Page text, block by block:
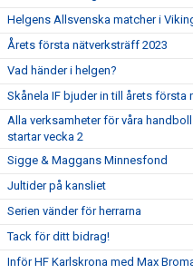
Helgens Allsvenska matcher i
Årets första nätverksträff 2023
Vad händer i helgen?
Skånela IF bjuder in till årets första
Alla verksamheter för våra
startar vecka 2
Sigge & Maggans Minnesfond
Jultider på kansliet
Serien vänder för herrarna
Tack för ditt bidrag!
Inför HF Karlskrona med Max